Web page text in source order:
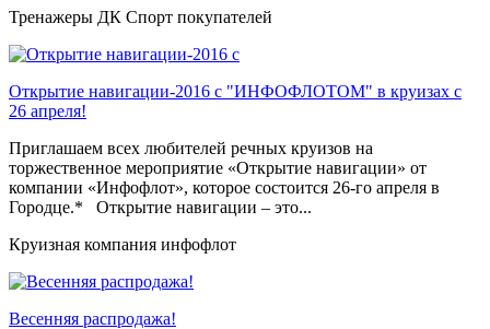
Тренажеры ДК Спорт покупателей
Открытие навигации-2016 с "ИНФОФЛОТОМ" в круизах с
26 апреля!
Приглашаем всех любителей речных круизов на
торжественное мероприятие «Открытие навигации» от
компании «Инфофлот», которое состоится 26-го апреля в
Городце.* Открытие навигации – это...
Круизная компания инфофлот
Весенняя распродажа!